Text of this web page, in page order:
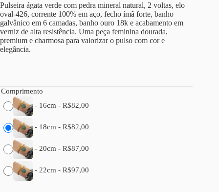
Pulseira ágata verde com pedra mineral natural, 2 voltas, elo
oval-426, corrente 100% em aço, fecho ímã forte, banho
galvânico em 6 camadas, banho ouro 18k e acabamento em
verniz de alta resistência. Uma peça feminina dourada,
premium e charmosa para valorizar o pulso com cor e
elegância.
Comprimento
- 16cm - R$82,00
- 18cm - R$82,00
- 20cm - R$87,00
- 22cm - R$97,00